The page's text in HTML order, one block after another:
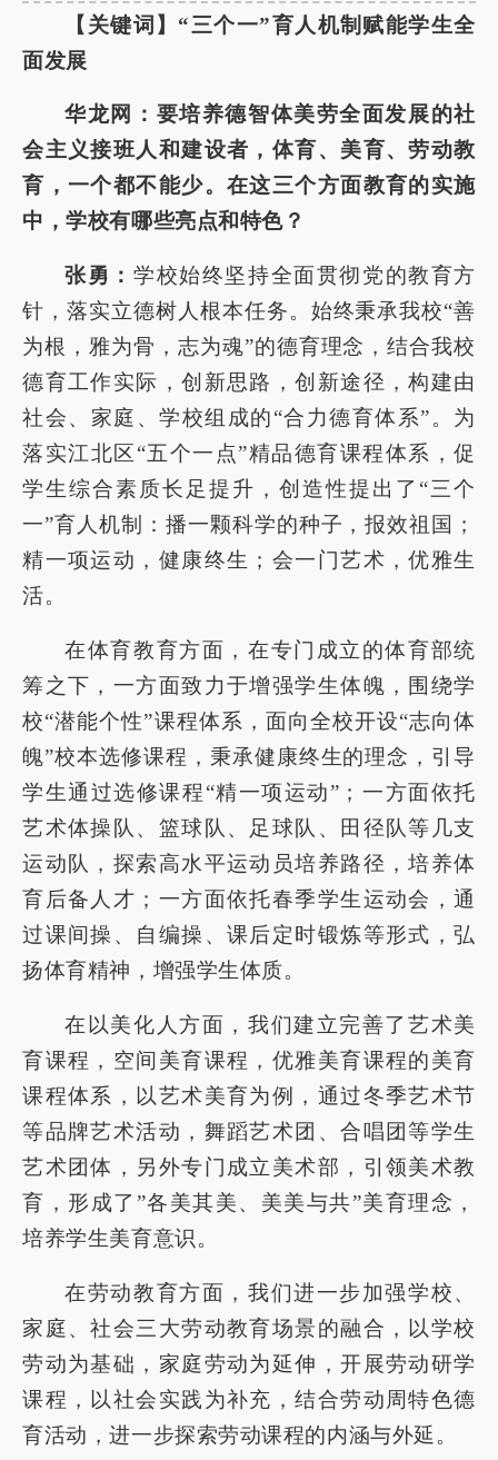
【关键词】“三个一”育人机制赋能学生全
面发展
华龙网：要培养德智体美劳全面发展的社
会主义接班人和建设者，体育、美育、劳动教
育，一个都不能少。在这三个方面教育的实施
中，学校有哪些亮点和特色？
张勇：学校始终坚持全面贯彻党的教育方
针，落实立德树人根本任务。始终秉承我校“善
为根，雅为骨，志为魂”的德育理念，结合我校
德育工作实际，创新思路，创新途径，构建由
社会、家庭、学校组成的“合力德育体系”。为
落实江北区“五个一点”精品德育课程体系，促
学生综合素质长足提升，创造性提出了“三个
一”育人机制：播一颗科学的种子，报效祖国；
精一项运动，健康终生；会一门艺术，优雅生
活。
在体育教育方面，在专门成立的体育部统
筹之下，一方面致力于增强学生体魄，围绕学
校“潜能个性”课程体系，面向全校开设“志向体
魄”校本选修课程，秉承健康终生的理念，引导
学生通过选修课程“精一项运动”；一方面依托
艺术体操队、篮球队、足球队、田径队等几支
运动队，探索高水平运动员培养路径，培养体
育后备人才；一方面依托春季学生运动会，通
过课间操、自编操、课后定时锻炼等形式，弘
扬体育精神，增强学生体质。
在以美化人方面，我们建立完善了艺术美
育课程，空间美育课程，优雅美育课程的美育
课程体系，以艺术美育为例，通过冬季艺术节
等品牌艺术活动，舞蹈艺术团、合唱团等学生
艺术团体，另外专门成立美术部，引领美术教
育，形成了”各美其美、美美与共”美育理念，
培养学生美育意识。
在劳动教育方面，我们进一步加强学校、
家庭、社会三大劳动教育场景的融合，以学校
劳动为基础，家庭劳动为延伸，开展劳动研学
课程，以社会实践为补充，结合劳动周特色德
育活动，进一步探索劳动课程的内涵与外延。